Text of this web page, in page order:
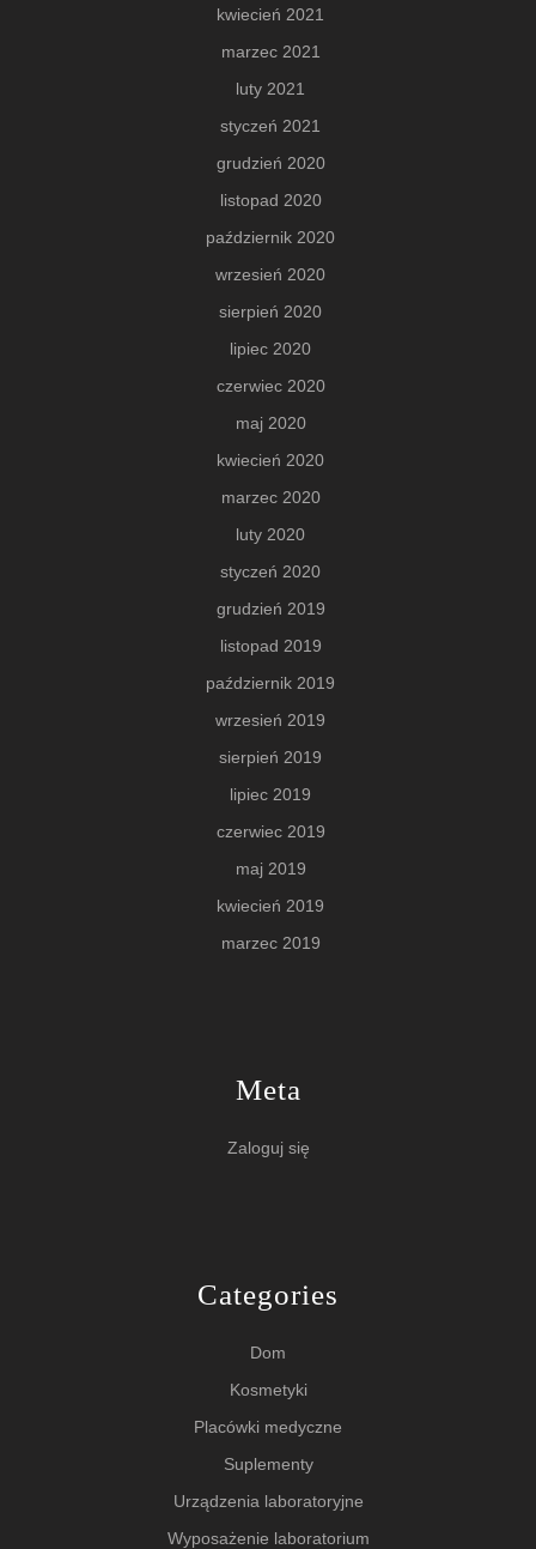
kwiecień 2021
marzec 2021
luty 2021
styczeń 2021
grudzień 2020
listopad 2020
październik 2020
wrzesień 2020
sierpień 2020
lipiec 2020
czerwiec 2020
maj 2020
kwiecień 2020
marzec 2020
luty 2020
styczeń 2020
grudzień 2019
listopad 2019
październik 2019
wrzesień 2019
sierpień 2019
lipiec 2019
czerwiec 2019
maj 2019
kwiecień 2019
marzec 2019
Meta
Zaloguj się
Categories
Dom
Kosmetyki
Placówki medyczne
Suplementy
Urządzenia laboratoryjne
Wyposażenie laboratorium